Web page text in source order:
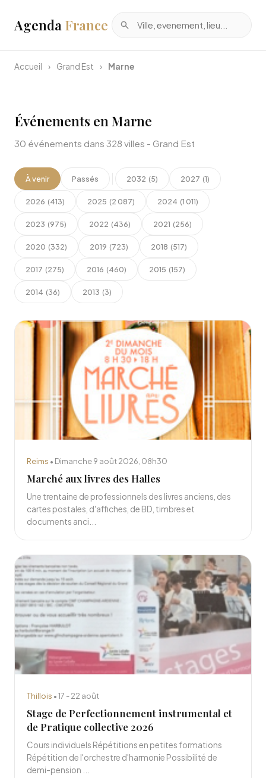
Agenda France
Accueil › Grand Est › Marne
Événements en Marne
30 événements dans 328 villes - Grand Est
À venir Passés 2032 (5) 2027 (1)
2026 (413) 2025 (2 087) 2024 (1 011)
2023 (975) 2022 (436) 2021 (256)
2020 (332) 2019 (723) 2018 (517)
2017 (275) 2016 (460) 2015 (157)
2014 (36) 2013 (3)
Reims • Dimanche 9 août 2026, 08h30
Marché aux livres des Halles
Une trentaine de professionnels des livres anciens, des
cartes postales, d'affiches, de BD, timbres et
documents anci...
Thillois • 17 - 22 août
Stage de Perfectionnement instrumental et
de Pratique collective 2026
Cours individuels Répétitions en petites formations
Répétition de l'orchestre d'harmonie Possibilité de
demi-pension ...